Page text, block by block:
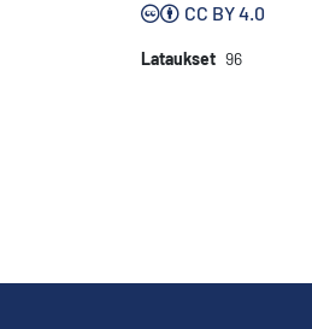
CC BY 4.0
Lataukset 96